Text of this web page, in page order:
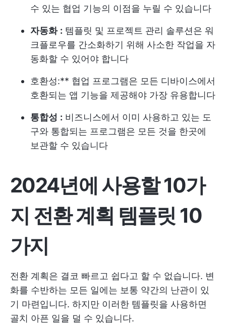
수 있는 협업 기능의 이점을 누릴 수 있습니다
자동화 : 템플릿 및 프로젝트 관리 솔루션은 워
크플로우를 간소화하기 위해 사소한 작업을 자
동화할 수 있어야 합니다
호환성:** 협업 프로그램은 모든 디바이스에서
호환되는 앱 기능을 제공해야 가장 유용합니다
통합성 : 비즈니스에서 이미 사용하고 있는 도
구와 통합되는 프로그램은 모든 것을 한곳에
보관할 수 있습니다
2024년에 사용할 10가
지 전환 계획 템플릿 10
가지
전환 계획은 결코 빠르고 쉽다고 할 수 없습니다. 변
화를 수반하는 모든 일에는 보통 약간의 난관이 있
기 마련입니다. 하지만 이러한 템플릿을 사용하면
골치 아픈 일을 덜 수 있습니다.